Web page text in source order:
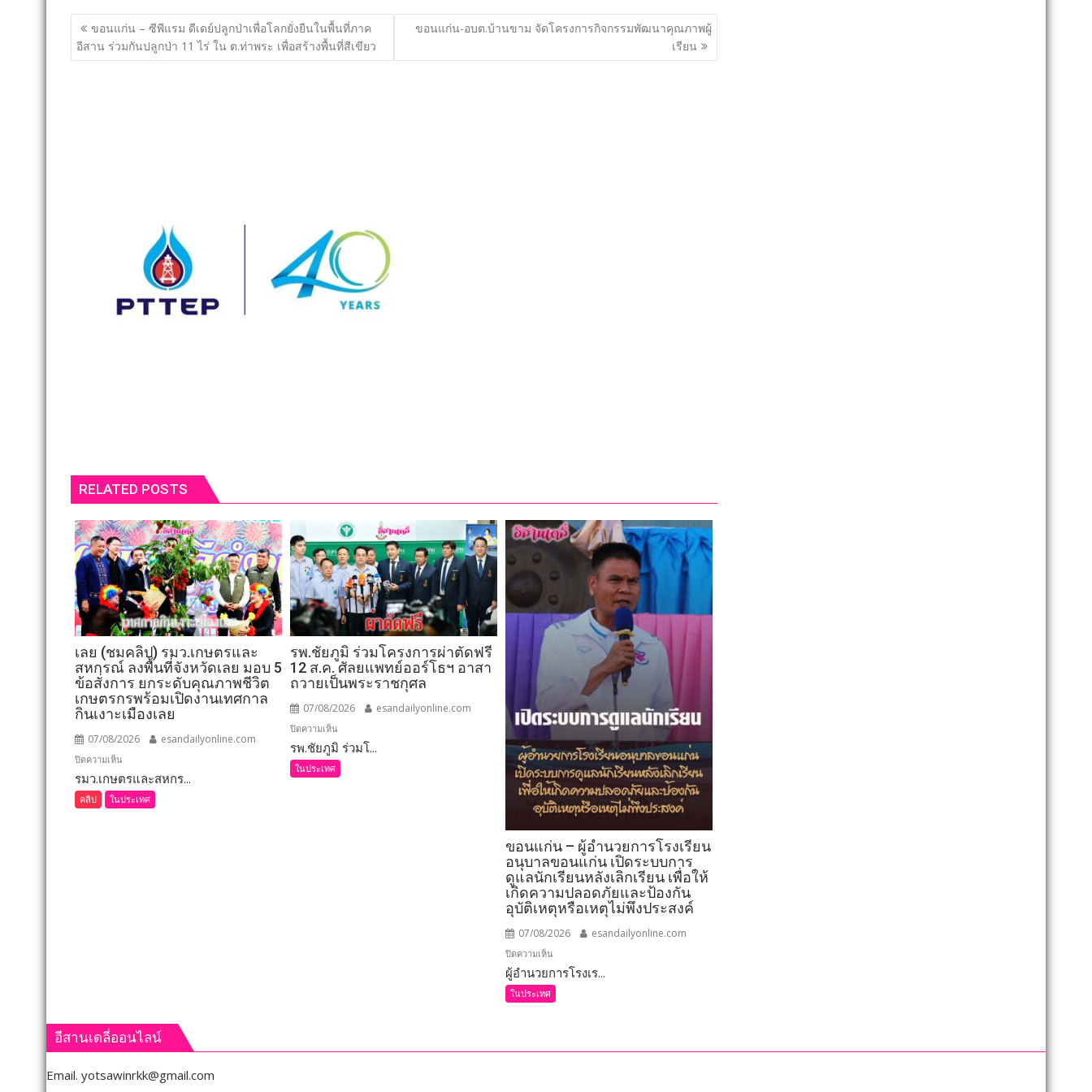
แนะแนว
เรื่อง
ขอนแก่น – ซีพีแรม ดีเดย์ปลูกป่าเพื่อโลกยั่งยืนในพื้นที่ภาค
อีสาน ร่วมกันปลูกป่า 11 ไร่ ใน ต.ท่าพระ เพื่อสร้างพื้นที่สีเขียว
ขอนแก่น-อบต.บ้านขาม จัดโครงการกิจกรรมพัฒนาคุณภาพผู้
เรียน
RELATED POSTS
เลย (ชมคลิป) รมว.เกษตรและ
สหกรณ์ ลงพื้นที่จังหวัดเลย มอบ 5
ข้อสั่งการ ยกระดับคุณภาพชีวิต
เกษตรกรพร้อมเปิดงานเทศกาล
กินเงาะเมืองเลย
07/08/2026 esandailyonline.com
ปิดความเห็น
เลย
(ชม
คลิป)
การ
ยก
คุณภาพ
รมว.เกษตรและสหกร...
คลิป ในประเทศ
รพ.ชัยภูมิ ร่วมโครงการผ่าตัดฟรี
12 ส.ค. ศัลยแพทย์ออร์โธฯ อาสา
ถวายเป็นพระราชกุศล
07/08/2026 esandailyonline.com
ปิดความเห็น
รพ.ชัยภูมิ
ร่วม
โครงการ
รพ.ชัยภูมิ ร่วมโ...
ในประเทศ
ขอนแก่น – ผู้อำนวยการโรงเรียน
อนุบาลขอนแก่น เปิดระบบการ
ดูแลนักเรียนหลังเลิกเรียน เพื่อให้
เกิดความปลอดภัยและป้องกัน
อุบัติเหตุหรือเหตุไม่พึงประสงค์
07/08/2026 esandailyonline.com
ปิดความเห็น
ขอนแก่น
–
ผู้
ผู้อำนวยการโรงเร...
ในประเทศ
อีสานเดลี่ออนไลน์
Email. yotsawinrkk@gmail.com